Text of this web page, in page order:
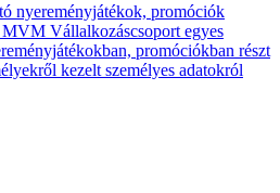
nyereményjátékok, promóciók
MVM Vállalkozáscsoport egyes
promóciókban részt
kezelt személyes adatokról